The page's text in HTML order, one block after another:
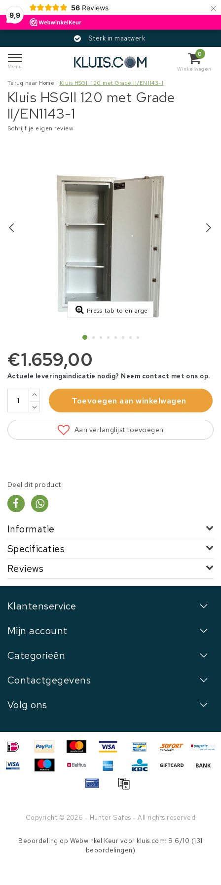
9,9
56 Reviews ×
Sterk in maatwerk
Menu
0
Winkelwagen
Terug naar Home | Kluis HSGII 120 met Grade II/EN1143-1
Kluis HSGII 120 met Grade
II/EN1143-1
Schrijf je eigen review
Press tab to enlarge
€1.659,00
Actuele leveringsindicatie nodig? Neem contact met ons op.
Toevoegen aan winkelwagen
Aan verlanglijst toevoegen
Deel dit product
Informatie
Specificaties
Reviews
Klantenservice
Mijn account
Categorieën
Contactgegevens
Volg ons
Copyright © 2026 - Hunter Safes - All rights reserved
Beoordeling op Webwinkel Keur voor kluis.com: 9.6/10 (131
beoordelingen)